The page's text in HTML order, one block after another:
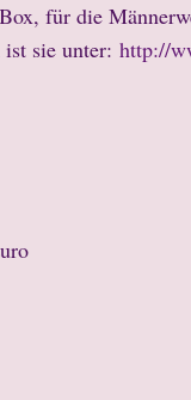
für die
sie unter: http://